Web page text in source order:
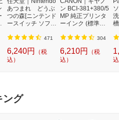
あつまれ どうぶ
つの森[ニンテンド
ースイッチ ソフ
471
6,240円
（税
込）
ン BCI-381+380/5
MP 純正プリンタ
ーインク (標準容
3813805MP] 304
6,210円
（税
込）
ング